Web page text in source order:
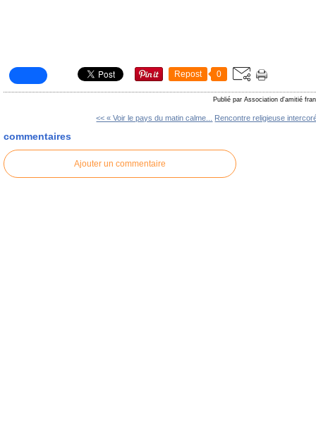
Repost 0
Publié par Association d'amitié
<< « Voir le pays du matin calme... Rencontre religieuse
commentaires
Ajouter un commentaire